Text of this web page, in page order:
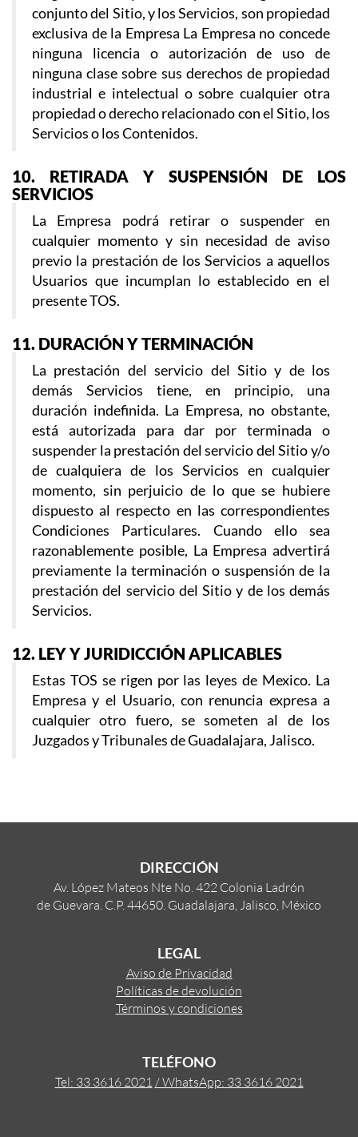
conjunto del Sitio, y los Servicios, son propiedad
exclusiva de la Empresa La Empresa no concede
ninguna licencia o autorización de uso de
ninguna clase sobre sus derechos de propiedad
industrial e intelectual o sobre cualquier otra
propiedad o derecho relacionado con el Sitio, los
Servicios o los Contenidos.
10. RETIRADA Y SUSPENSIÓN DE LOS
SERVICIOS
La Empresa podrá retirar o suspender en
cualquier momento y sin necesidad de aviso
previo la prestación de los Servicios a aquellos
Usuarios que incumplan lo establecido en el
presente TOS.
11. DURACIÓN Y TERMINACIÓN
La prestación del servicio del Sitio y de los
demás Servicios tiene, en principio, una
duración indefinida. La Empresa, no obstante,
está autorizada para dar por terminada o
suspender la prestación del servicio del Sitio y/o
de cualquiera de los Servicios en cualquier
momento, sin perjuicio de lo que se hubiere
dispuesto al respecto en las correspondientes
Condiciones Particulares. Cuando ello sea
razonablemente posible, La Empresa advertirá
previamente la terminación o suspensión de la
prestación del servicio del Sitio y de los demás
Servicios.
12. LEY Y JURIDICCIÓN APLICABLES
Estas TOS se rigen por las leyes de Mexico. La
Empresa y el Usuario, con renuncia expresa a
cualquier otro fuero, se someten al de los
Juzgados y Tribunales de Guadalajara, Jalisco.
DIRECCIÓN
Av. López Mateos Nte No. 422 Colonia Ladrón
de Guevara. C.P. 44650. Guadalajara, Jalisco, México
LEGAL
Aviso de Privacidad
Políticas de devolución
Términos y condiciones
TELÉFONO
Tel: 33 3616 2021 / WhatsApp: 33 3616 2021